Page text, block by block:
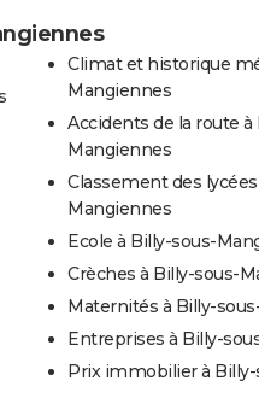
Climat et historique
Mangiennes
Accidents de la route à
Mangiennes
Classement des
Mangiennes
Ecole à Billy-sous-
Crèches à Billy-sous-
Maternités à Billy-
Entreprises à Billy-
Prix immobilier à